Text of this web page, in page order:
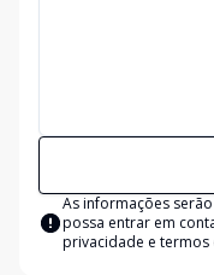
As informações
possa entrar em
privacidade e termos